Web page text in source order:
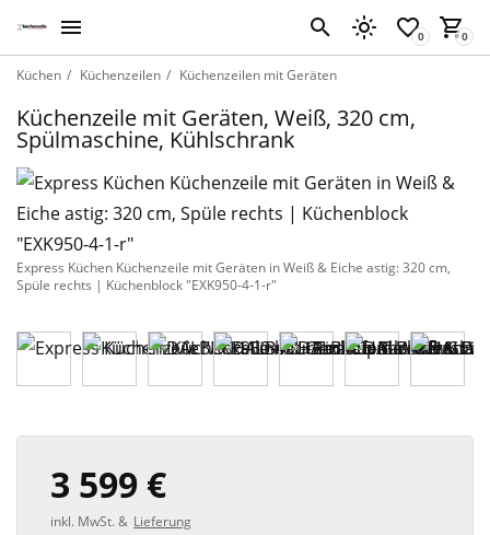
Küchen Küchenzeilen Küchenzeilen mit Geräten
Küchenzeile mit Geräten, Weiß, 320 cm,
Spülmaschine, Kühlschrank
Express Küchen Küchenzeile mit Geräten in Weiß & Eiche astig: 320 cm,
Spüle rechts | Küchenblock "EXK950-4-1-r"
3 599 €
inkl. MwSt. & Lieferung